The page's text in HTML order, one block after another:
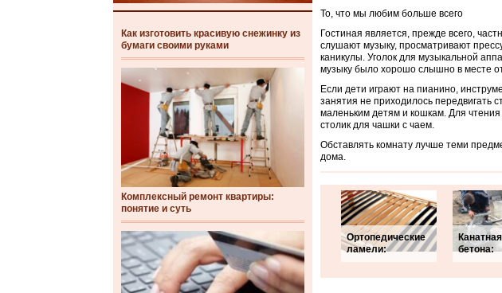
Как изготовить красивую снежинку из
бумаги своими руками
Комплексный ремонт квартиры:
понятие и суть
То, что мы любим больше всего
Гостиная является, прежде всего,
слушают музыку, просматривают
каникулы. Уголок для музыкальной
музыку было хорошо слышно в месте
Если дети играют на пианино,
занятия не приходилось передвигать
маленьким детям и кошкам. Для
столик для чашки с чаем.
Обставлять комнату лучше теми
дома.
Ортопедические
ламели:
бетона: